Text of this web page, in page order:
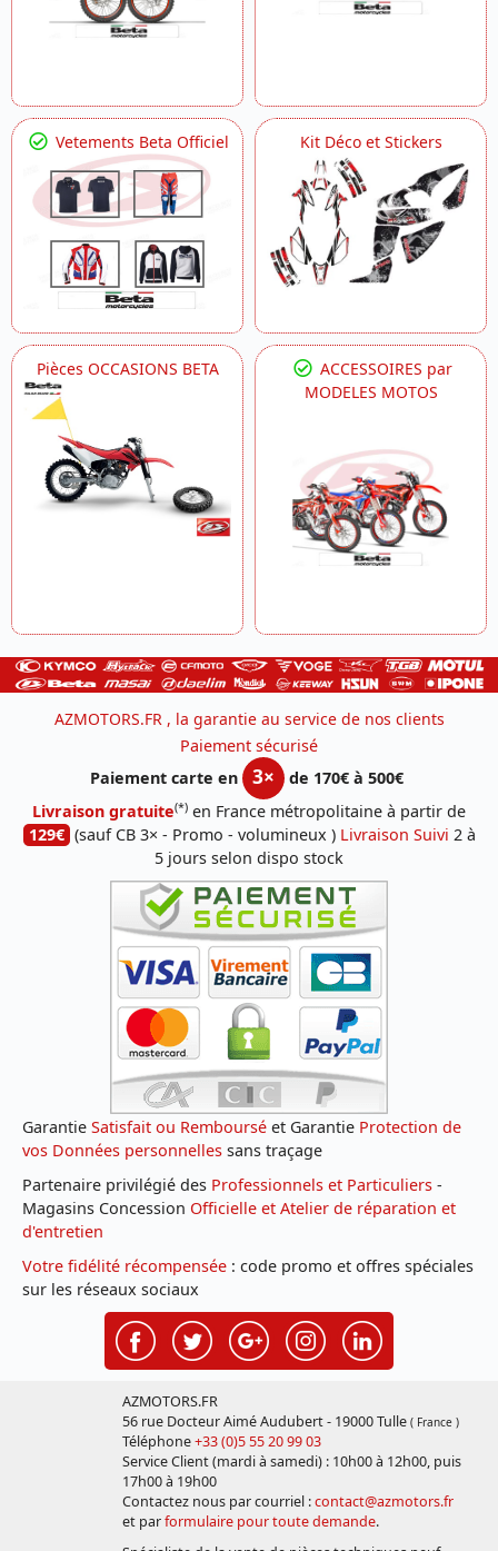
Vetements Beta Officiel Kit Déco et Stickers
Pièces OCCASIONS BETA
ACCESSOIRES par
MODELES MOTOS
AZMOTORS.FR , la garantie au service de nos clients
Paiement sécurisé
Paiement carte en
3×
de 170€ à 500€
Livraison gratuite(*) en France métropolitaine à partir de
129€ (sauf CB 3× - Promo - volumineux ) Livraison Suivi 2 à
5 jours selon dispo stock
Garantie Satisfait ou Remboursé et Garantie Protection de
vos Données personnelles sans traçage
Partenaire privilégié des Professionnels et Particuliers -
Magasins Concession Officielle et Atelier de réparation et
d'entretien
Votre fidélité récompensée : code promo et offres spéciales
sur les réseaux sociaux
AZMOTORS.FR
56 rue Docteur Aimé Audubert - 19000 Tulle ( France )
Téléphone+33 (0)5 55 20 99 03
Service Client (mardi à samedi) : 10h00 à 12h00, puis
17h00 à 19h00
Contactez nous par courriel :contact@azmotors.fr
et parformulaire pour toute demande.